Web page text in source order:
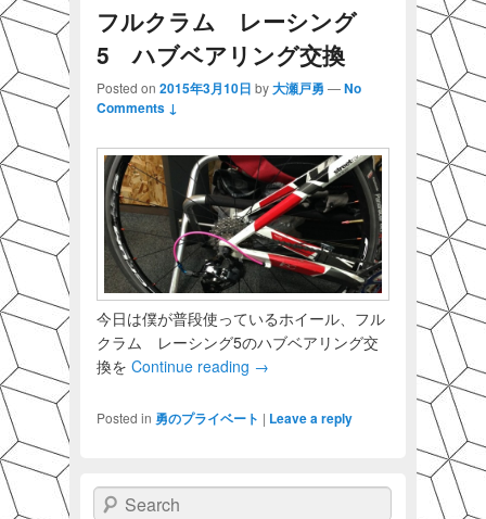
フルクラム レーシング
5 ハブベアリング交換
Posted on 2015年3月10日 by大瀬戸勇 —No
Comments ↓
今日は僕が普段使っているホイール、フル
クラム レーシング5のハブベアリング交
換を Continue reading →
Posted in 勇のプライベート | Leave a reply
Search